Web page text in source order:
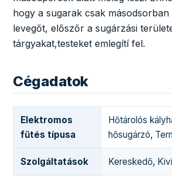
hogy a sugarak csak másodsorban
levegőt, előszőr a sugárzási
tárgyakat,testeket emlegítí fel.
Cégadatok
Elektromos
fűtés típusa
Hőtárolós
hősugárzó,
Szolgáltatások Kereskedő,